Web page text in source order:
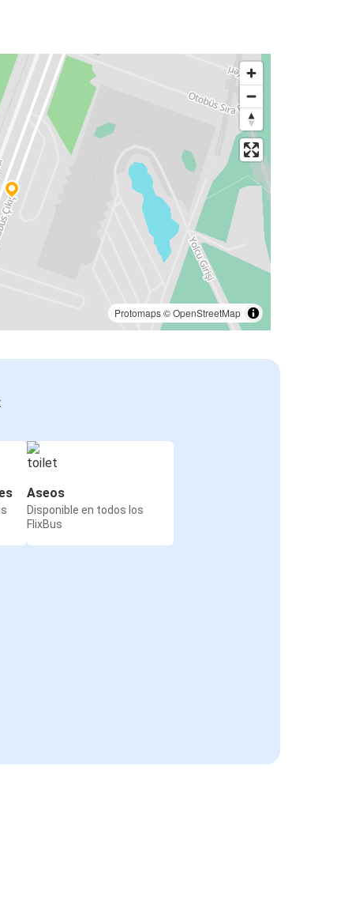
Protomaps©OpenStreetMap
Aseos
Disponible en todos los
FlixBus